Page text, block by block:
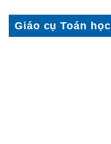
Giáo cụ Toán học